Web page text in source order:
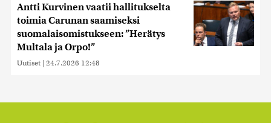
Antti Kurvinen vaatii hallitukselta
toimia Carunan saamiseksi
suomalaisomistukseen: ”Herätys
Multala ja Orpo!”
Uutiset | 24.7.2026 12:48